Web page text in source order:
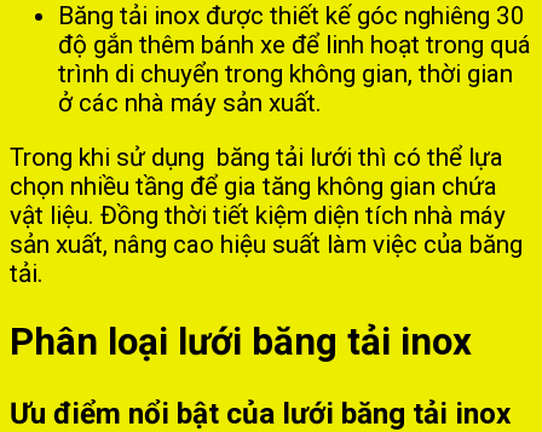
Băng tải inox được thiết kế góc nghiêng 30
độ gắn thêm bánh xe để linh hoạt trong quá
trình di chuyển trong không gian, thời gian
ở các nhà máy sản xuất.
Trong khi sử dụng băng tải lưới thì có thể lựa
chọn nhiều tầng để gia tăng không gian chứa
vật liệu. Đồng thời tiết kiệm diện tích nhà máy
sản xuất, nâng cao hiệu suất làm việc của băng
tải.
Phân loại lưới băng tải inox
Ưu điểm nổi bật của lưới băng tải inox